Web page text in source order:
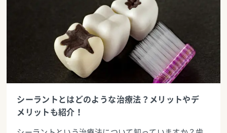
シーラントとはどのような治療法？メリットやデ
メリットも紹介！